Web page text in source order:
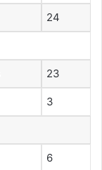
24
23
3
6